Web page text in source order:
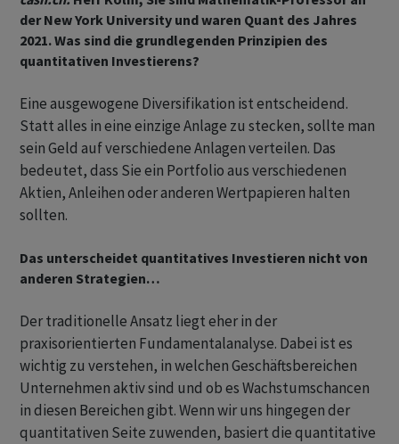
der New York University und waren Quant des Jahres
2021. Was sind die grundlegenden Prinzipien des
quantitativen Investierens?
Eine ausgewogene Diversifikation ist entscheidend.
Statt alles in eine einzige Anlage zu stecken, sollte man
sein Geld auf verschiedene Anlagen verteilen. Das
bedeutet, dass Sie ein Portfolio aus verschiedenen
Aktien, Anleihen oder anderen Wertpapieren halten
sollten.
Das unterscheidet quantitatives Investieren nicht von
anderen Strategien…
Der traditionelle Ansatz liegt eher in der
praxisorientierten Fundamentalanalyse. Dabei ist es
wichtig zu verstehen, in welchen Geschäftsbereichen
Unternehmen aktiv sind und ob es Wachstumschancen
in diesen Bereichen gibt. Wenn wir uns hingegen der
quantitativen Seite zuwenden, basiert die quantitative